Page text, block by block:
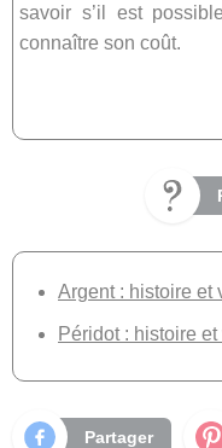
savoir s’il est
connaître son coût.
Argent : histoire et
Péridot : histoire et
Partager